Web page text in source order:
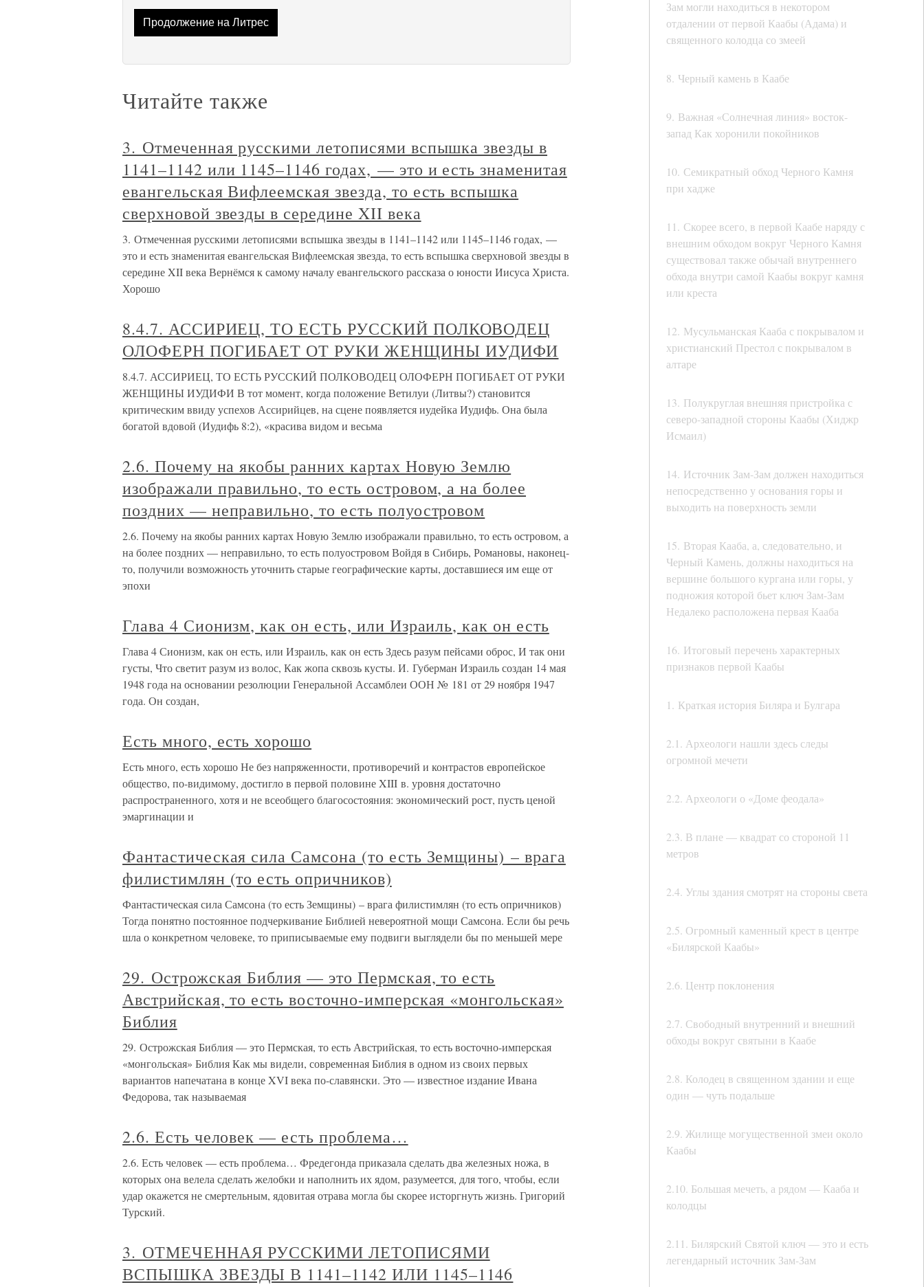
Зам могли находиться в некотором
отдалении от первой Каабы (Адама) и
священного колодца со змеей
8. Черный камень в Каабе
9. Важная «Солнечная линия» восток-
запад Как хоронили покойников
10. Семикратный обход Черного Камня
при хадже
11. Скорее всего, в первой Каабе наряду с
внешним обходом вокруг Черного Камня
существовал также обычай внутреннего
обхода внутри самой Каабы вокруг камня
или креста
12. Мусульманская Кааба с покрывалом и
христианский Престол с покрывалом в
алтаре
13. Полукруглая внешняя пристройка с
северо-западной стороны Каабы (Хиджр
Исмаил)
14. Источник Зам-Зам должен находиться
непосредственно у основания горы и
выходить на поверхность земли
15. Вторая Кааба, а, следовательно, и
Черный Камень, должны находиться на
вершине большого кургана или горы, у
подножия которой бьет ключ Зам-Зам
Недалеко расположена первая Кааба
16. Итоговый перечень характерных
признаков первой Каабы
1. Краткая история Биляра и Булгара
2.1. Археологи нашли здесь следы
огромной мечети
2.2. Археологи о «Доме феодала»
2.3. В плане — квадрат со стороной 11
метров
2.4. Углы здания смотрят на стороны света
2.5. Огромный каменный крест в центре
«Билярской Каабы»
2.6. Центр поклонения
2.7. Свободный внутренний и внешний
обходы вокруг святыни в Каабе
2.8. Колодец в священном здании и еще
один — чуть подальше
2.9. Жилище могущественной змеи около
Каабы
2.10. Большая мечеть, а рядом — Кааба и
колодцы
2.11. Билярский Святой ключ — это и есть
легендарный источник Зам-Зам
Продолжение на Литрес
Читайте также
3. Отмеченная русскими летописями вспышка звезды в
1141–1142 или 1145–1146 годах, — это и есть знаменитая
евангельская Вифлеемская звезда, то есть вспышка
сверхновой звезды в середине XII века
3. Отмеченная русскими летописями вспышка звезды в 1141–1142 или 1145–1146 годах, —
это и есть знаменитая евангельская Вифлеемская звезда, то есть вспышка сверхновой звезды в
середине XII века Вернёмся к самому началу евангельского рассказа о юности Иисуса Христа.
Хорошо
8.4.7. АССИРИЕЦ, ТО ЕСТЬ РУССКИЙ ПОЛКОВОДЕЦ
ОЛОФЕРН ПОГИБАЕТ ОТ РУКИ ЖЕНЩИНЫ ИУДИФИ
8.4.7. АССИРИЕЦ, ТО ЕСТЬ РУССКИЙ ПОЛКОВОДЕЦ ОЛОФЕРН ПОГИБАЕТ ОТ РУКИ
ЖЕНЩИНЫ ИУДИФИ В тот момент, когда положение Ветилуи (Литвы?) становится
критическим ввиду успехов Ассирийцев, на сцене появляется иудейка Иудифь. Она была
богатой вдовой (Иудифь 8:2), «красива видом и весьма
2.6. Почему на якобы ранних картах Новую Землю
изображали правильно, то есть островом, а на более
поздних — неправильно, то есть полуостровом
2.6. Почему на якобы ранних картах Новую Землю изображали правильно, то есть островом, а
на более поздних — неправильно, то есть полуостровом Войдя в Сибирь, Романовы, наконец-
то, получили возможность уточнить старые географические карты, доставшиеся им еще от
эпохи
Глава 4 Сионизм, как он есть, или Израиль, как он есть
Глава 4 Сионизм, как он есть, или Израиль, как он есть Здесь разум пейсами оброс, И так они
густы, Что светит разум из волос, Как жопа сквозь кусты. И. Губерман Израиль создан 14 мая
1948 года на основании резолюции Генеральной Ассамблеи ООН № 181 от 29 ноября 1947
года. Он создан,
Есть много, есть хорошо
Есть много, есть хорошо Не без напряженности, противоречий и контрастов европейское
общество, по-видимому, достигло в первой половине XIII в. уровня достаточно
распространенного, хотя и не всеобщего благосостояния: экономический рост, пусть ценой
эмаргинации и
Фантастическая сила Самсона (то есть Земщины) – врага
филистимлян (то есть опричников)
Фантастическая сила Самсона (то есть Земщины) – врага филистимлян (то есть опричников)
Тогда понятно постоянное подчеркивание Библией невероятной мощи Самсона. Если бы речь
шла о конкретном человеке, то приписываемые ему подвиги выглядели бы по меньшей мере
29. Острожская Библия — это Пермская, то есть
Австрийская, то есть восточно-имперская «монгольская»
Библия
29. Острожская Библия — это Пермская, то есть Австрийская, то есть восточно-имперская
«монгольская» Библия Как мы видели, современная Библия в одном из своих первых
вариантов напечатана в конце XVI века по-славянски. Это — известное издание Ивана
Федорова, так называемая
2.6. Есть человек — есть проблема…
2.6. Есть человек — есть проблема… Фредегонда приказала сделать два железных ножа, в
которых она велела сделать желобки и наполнить их ядом, разумеется, для того, чтобы, если
удар окажется не смертельным, ядовитая отрава могла бы скорее исторгнуть жизнь. Григорий
Турский.
3. ОТМЕЧЕННАЯ РУССКИМИ ЛЕТОПИСЯМИ
ВСПЫШКА ЗВЕЗДЫ В 1141–1142 ИЛИ 1145–1146